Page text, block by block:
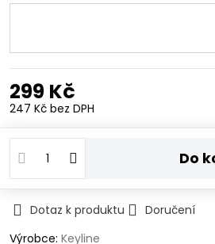
299 Kč
247 Kč bez DPH
Do
Dotaz k produktu
Doručení
Výrobce: Keyline